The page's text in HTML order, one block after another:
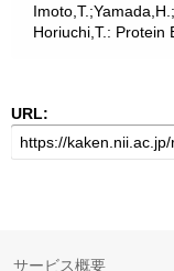
Horiuchi,T.: Protein
URL:
サービス概要